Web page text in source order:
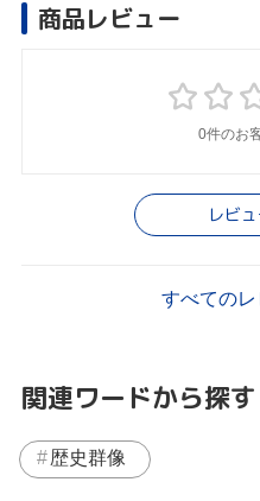
商品レビュー
0件のお
レビ
すべての
関連ワードから探す
歴史群像